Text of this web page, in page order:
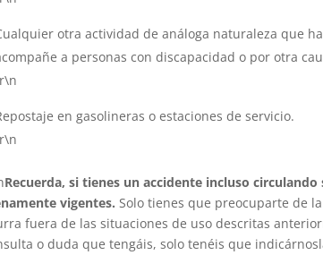
otra actividad de análoga naturaleza que
a personas con discapacidad o por otra
en gasolineras o estaciones de servicio.
Recuerda, si tienes un accidente incluso
vigentes. Solo tienes que preocuparte de
fuera de las situaciones de uso descritas
o duda que tengáis, solo tenéis que